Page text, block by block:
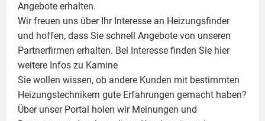
Angebote erhalten.
Wir freuen uns über Ihr Interesse an Heizungsfinder
und hoffen, dass Sie schnell Angebote von unseren
Partnerfirmen erhalten. Bei Interesse finden Sie hier
weitere Infos zu Kamine
Sie wollen wissen, ob andere Kunden mit bestimmten
Heizungstechnikern gute Erfahrungen gemacht haben?
Über unser Portal holen wir Meinungen und